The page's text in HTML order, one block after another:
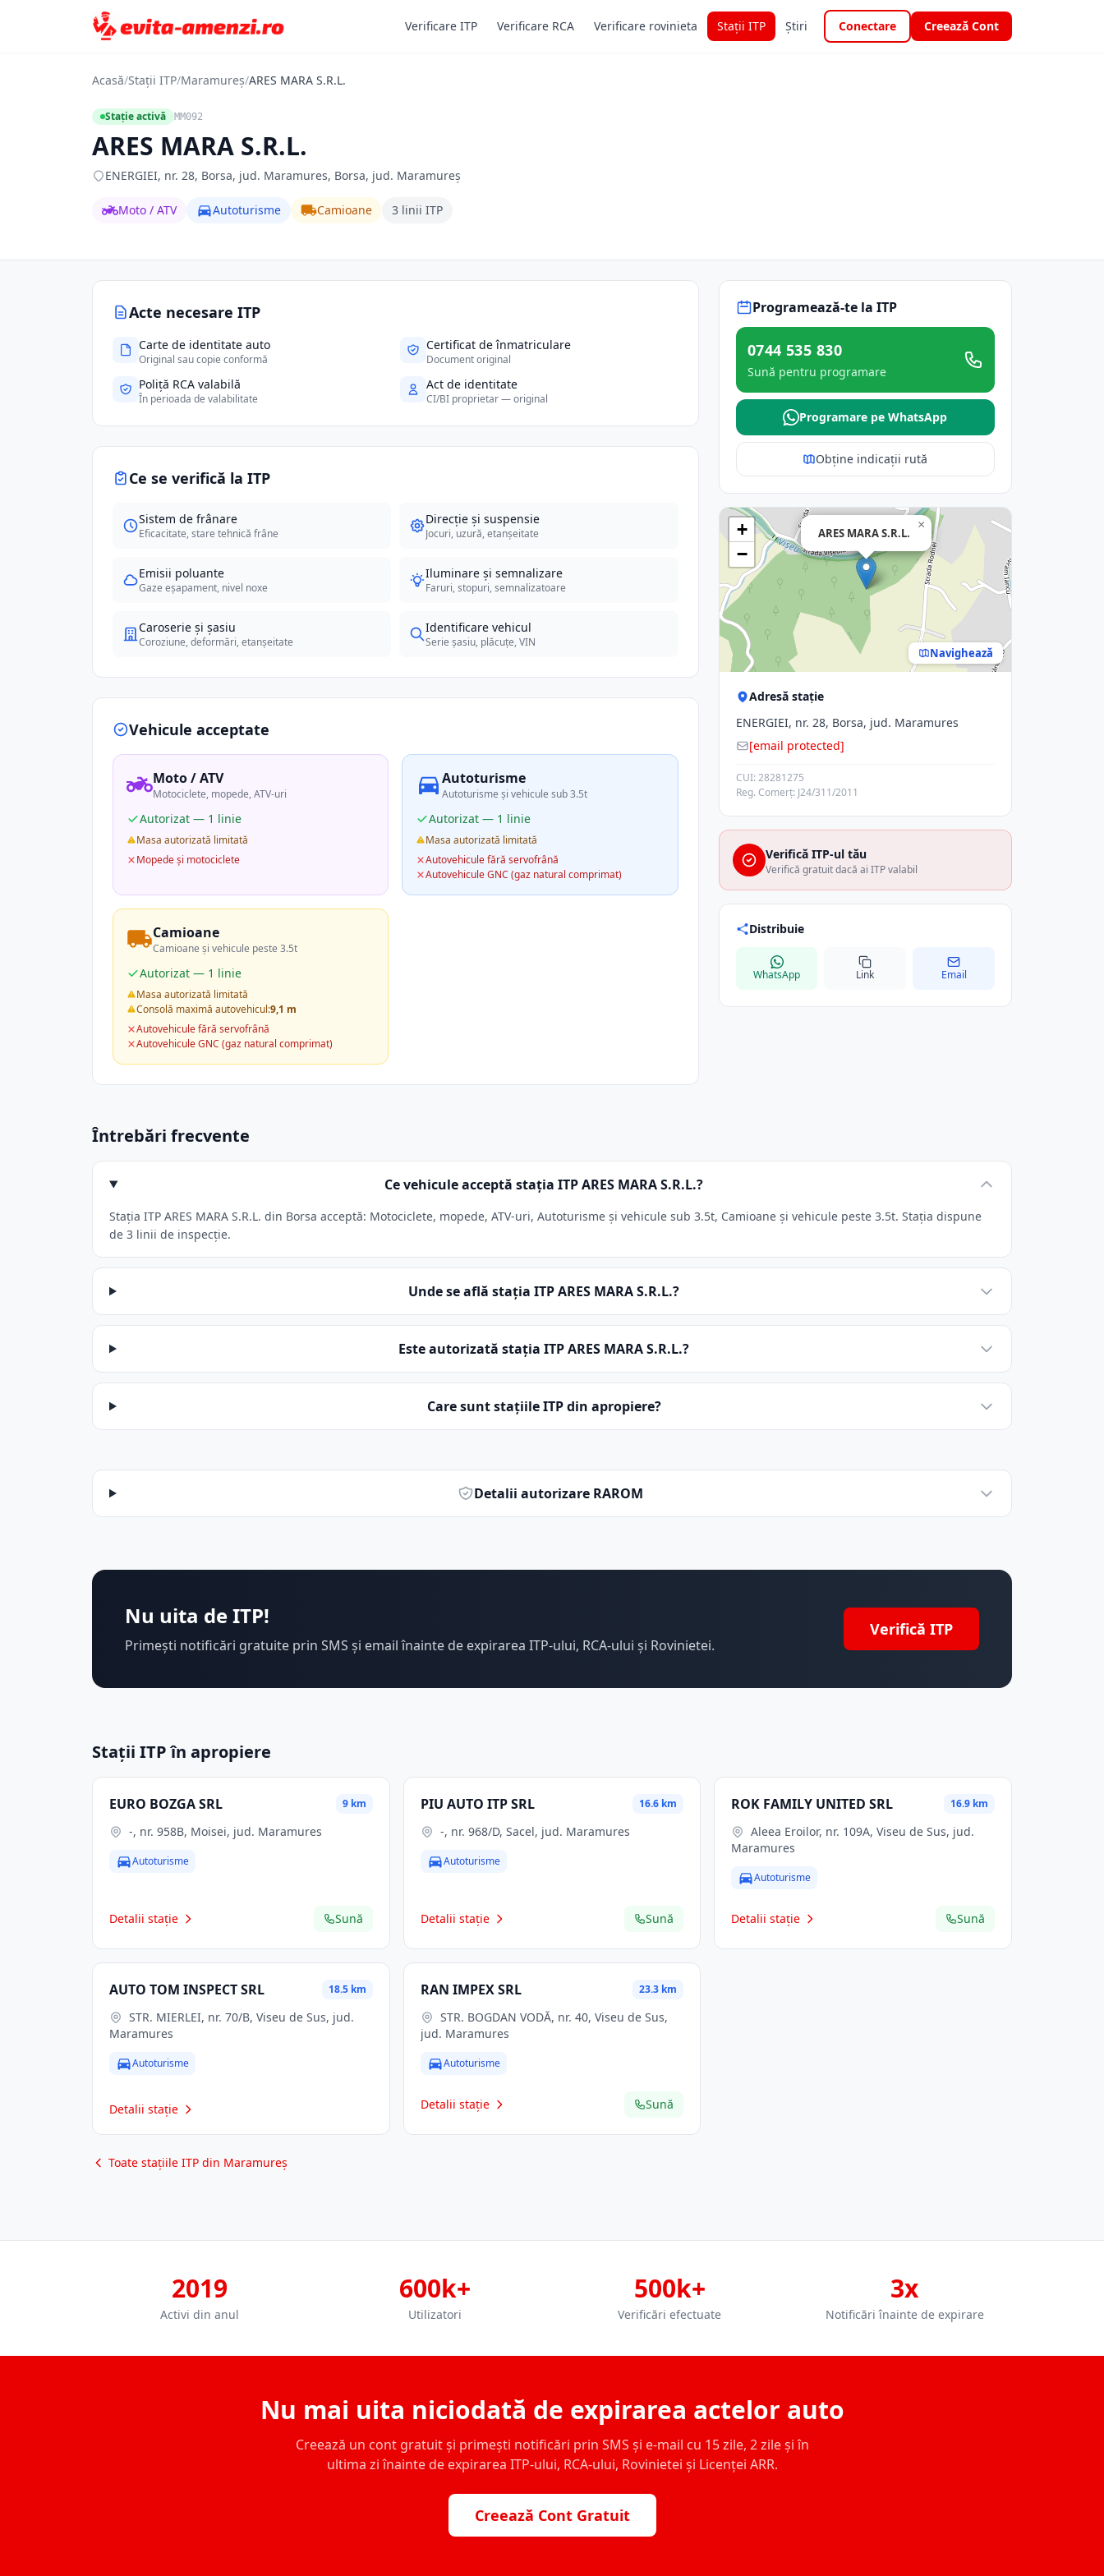
Verificare ITP Verificare RCA Verificare rovinieta Stații ITP Știri Conectare Creează Cont
Acasă/Stații ITP/Maramureș/ARES MARA S.R.L.
Stație activă MM092
ARES MARA S.R.L.
ENERGIEI, nr. 28, Borsa, jud. Maramures, Borsa, jud. Maramureș
Moto / ATV Autoturisme Camioane 3 linii ITP
Acte necesare ITP
Carte de identitate auto
Original sau copie conformă
Certificat de înmatriculare
Document original
Poliță RCA valabilă
În perioada de valabilitate
Act de identitate
CI/BI proprietar — original
Ce se verifică la ITP
Sistem de frânare
Eficacitate, stare tehnică frâne
Direcție și suspensie
Jocuri, uzură, etanșeitate
Emisii poluante
Gaze eșapament, nivel noxe
Iluminare și semnalizare
Faruri, stopuri, semnalizatoare
Caroserie și șasiu
Coroziune, deformări, etanșeitate
Identificare vehicul
Serie șasiu, plăcuțe, VIN
Vehicule acceptate
Moto / ATV
Motociclete, mopede, ATV-uri
Autorizat — 1 linie
Masa autorizată limitată
Mopede și motociclete
Autoturisme
Autoturisme și vehicule sub 3.5t
Autorizat — 1 linie
Masa autorizată limitată
Autovehicule fără servofrână
Autovehicule GNC (gaz natural comprimat)
Camioane
Camioane și vehicule peste 3.5t
Autorizat — 1 linie
Masa autorizată limitată
Consolă maximă autovehicul:9,1 m
Autovehicule fără servofrână
Autovehicule GNC (gaz natural comprimat)
Programează-te la ITP
0744 535 830
Sună pentru programare
Programare pe WhatsApp
Obține indicații rută
ARES MARA S.R.L.
×
+
−
Navighează
Adresă stație
ENERGIEI, nr. 28, Borsa, jud. Maramures
[email protected]
CUI: 28281275
Reg. Comerț: J24/311/2011
Verifică ITP-ul tău
Verifică gratuit dacă ai ITP valabil
Distribuie
WhatsApp Link Email
Întrebări frecvente
Ce vehicule acceptă stația ITP ARES MARA S.R.L.?
Stația ITP ARES MARA S.R.L. din Borsa acceptă: Motociclete, mopede, ATV-uri, Autoturisme și vehicule sub 3.5t, Camioane și vehicule peste 3.5t. Stația dispune
de 3 linii de inspecție.
Unde se află stația ITP ARES MARA S.R.L.?
Este autorizată stația ITP ARES MARA S.R.L.?
Care sunt stațiile ITP din apropiere?
Detalii autorizare RAROM
Nu uita de ITP!
Primești notificări gratuite prin SMS și email înainte de expirarea ITP-ului, RCA-ului și Rovinietei.
Verifică ITP
Stații ITP în apropiere
EURO BOZGA SRL 9 km
-, nr. 958B, Moisei, jud. Maramures
Autoturisme
Detalii stație Sună
PIU AUTO ITP SRL 16.6 km
-, nr. 968/D, Sacel, jud. Maramures
Autoturisme
Detalii stație Sună
ROK FAMILY UNITED SRL 16.9 km
Aleea Eroilor, nr. 109A, Viseu de Sus, jud.
Maramures
Autoturisme
Detalii stație Sună
AUTO TOM INSPECT SRL 18.5 km
Maramures
Autoturisme
Detalii stație
RAN IMPEX SRL 23.3 km
jud. Maramures
Autoturisme
Detalii stație Sună
Toate stațiile ITP din Maramureș
2019
Activi din anul
600k+
Utilizatori
500k+
Verificări efectuate
3x
Notificări înainte de expirare
Nu mai uita niciodată de expirarea actelor auto
Creează un cont gratuit și primești notificări prin SMS și e-mail cu 15 zile, 2 zile și în
ultima zi înainte de expirarea ITP-ului, RCA-ului, Rovinietei și Licenței ARR.
Creează Cont Gratuit